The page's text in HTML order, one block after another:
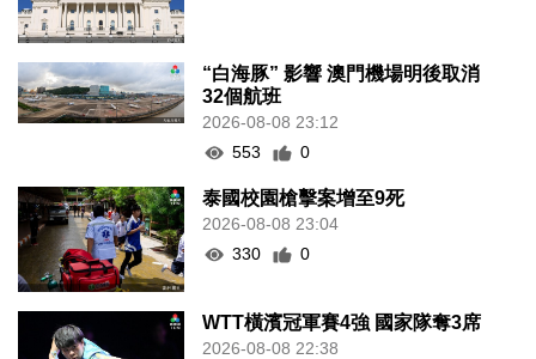
“白海豚” 影響 澳門機場明後取消
32個航班
2026-08-08 23:12
553
0
泰國校園槍擊案增至9死
2026-08-08 23:04
330
0
WTT橫濱冠軍賽4強 國家隊奪3席
2026-08-08 22:38